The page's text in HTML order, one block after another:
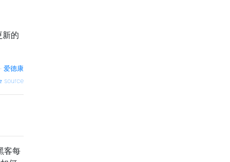
的
爱德康
source
客每